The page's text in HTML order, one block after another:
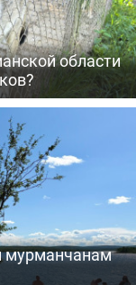
области
мурманчанам